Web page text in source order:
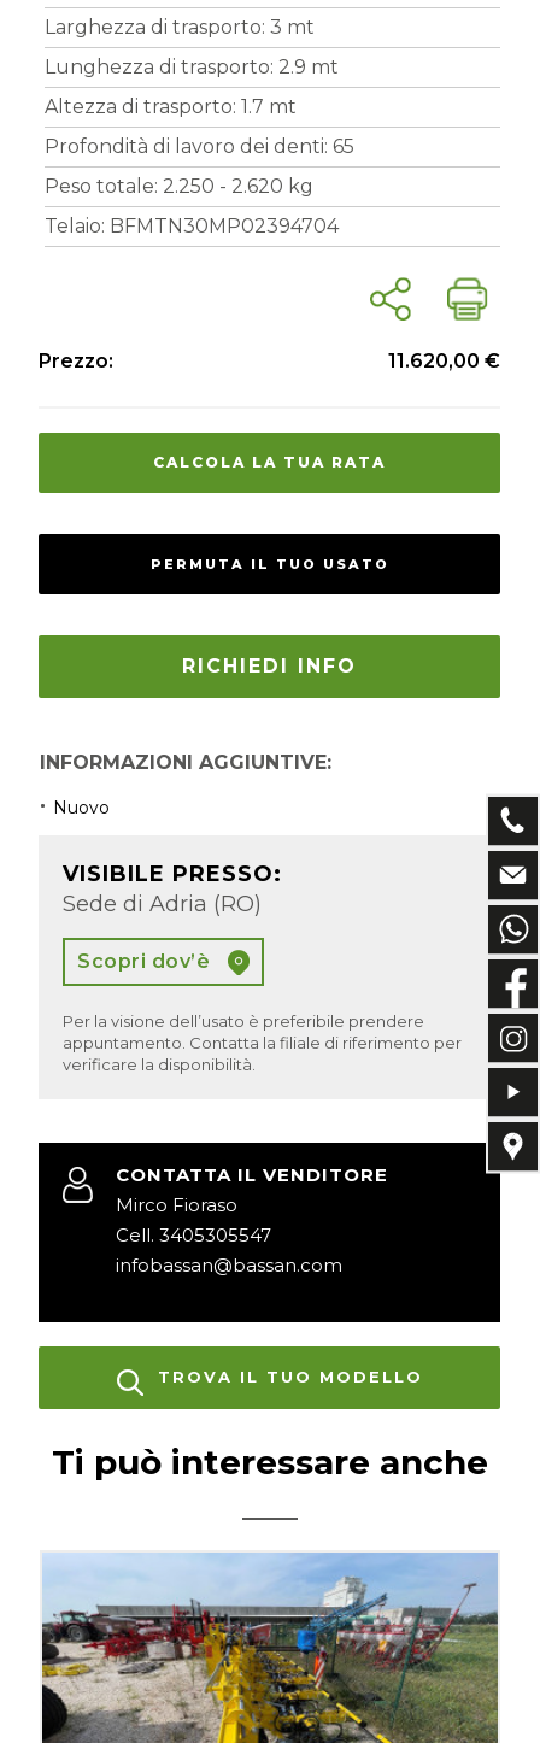
Prezzo: 11.620,00 €
CALCOLA LA TUA RATA
PERMUTA IL TUO USATO
RICHIEDI INFO
INFORMAZIONI AGGIUNTIVE:
Nuovo
VISIBILE PRESSO:
Sede di Adria (RO)
Scopri dov’è
Per la visione dell’usato è preferibile prendere
appuntamento. Contatta la filiale di riferimento per
verificare la disponibilità.
CONTATTA IL VENDITORE
Mirco Fioraso
Cell. 3405305547
infobassan@bassan.com
TROVA IL TUO MODELLO
Larghezza di trasporto: 3 mt
Lunghezza di trasporto: 2.9 mt
Altezza di trasporto: 1.7 mt
Profondità di lavoro dei denti: 65
Peso totale: 2.250 - 2.620 kg
Telaio: BFMTN30MP02394704
PROTEZIONE
DELLE
CULTURE
Ti può interessare anche